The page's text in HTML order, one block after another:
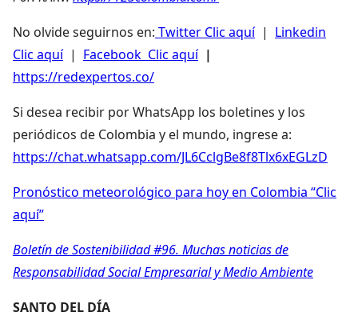
No olvide seguirnos en: Twitter Clic aquí| Linkedin
Clic aquí| Facebook Clic aquí|
https://redexpertos.co/
Si desea recibir por WhatsApp los boletines y los
periódicos de Colombia y el mundo, ingrese a:
https://chat.whatsapp.com/JL6CclgBe8f8Tlx6xEGLzD
Pronóstico meteorológico para hoy en Colombia “Clic
aquí”
Boletín de Sostenibilidad #96. Muchas noticias de
Responsabilidad Social Empresarial y Medio Ambiente
SANTO DEL DÍA